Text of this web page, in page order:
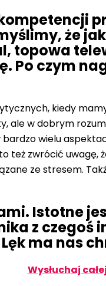
że
topowa
Po czym
kiedy
w dobrym
wielu
też zwrócić uwagę,
ze stresem.
Istotne
z czegoś
ma nas
Wysłuchaj